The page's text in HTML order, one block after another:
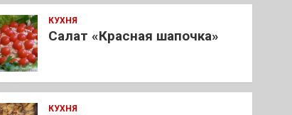
КУХНЯ
Салат «Красная шапочка»
КУХНЯ